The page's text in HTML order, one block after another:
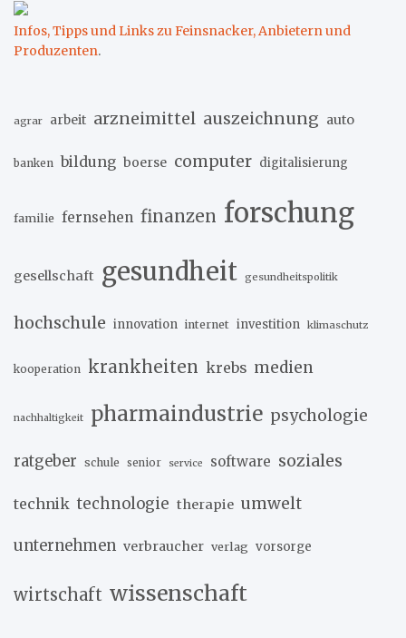
Infos, Tipps und Links zu Feinsnacker, Anbietern und
Produzenten.
agrar arbeit arzneimittel auszeichnung auto
banken bildung boerse computer digitalisierung
familie fernsehen finanzen forschung
gesellschaft gesundheit gesundheitspolitik
hochschule innovation internet investition klimaschutz
kooperation krankheiten krebs medien
nachhaltigkeit pharmaindustrie psychologie
ratgeber schule senior service software soziales
technik technologie therapie umwelt
unternehmen verbraucher verlag vorsorge
wirtschaft wissenschaft